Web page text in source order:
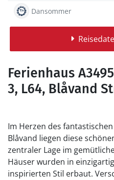
Dansommer
Ferienhaus
3, L64, Blåvand
Im Herzen des
Blåvand liegen diese
zentraler Lage im
Häuser wurden in
inspirierten Stil erbaut.